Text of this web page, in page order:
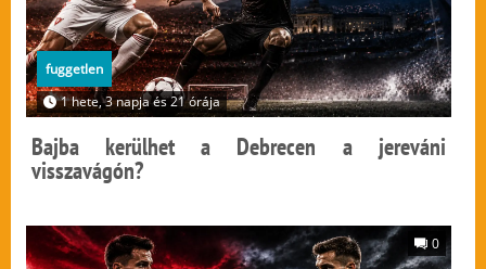
fuggetlen
1 hete, 3 napja és 21 órája
Bajba kerülhet a Debrecen a jereváni
visszavágón?
0